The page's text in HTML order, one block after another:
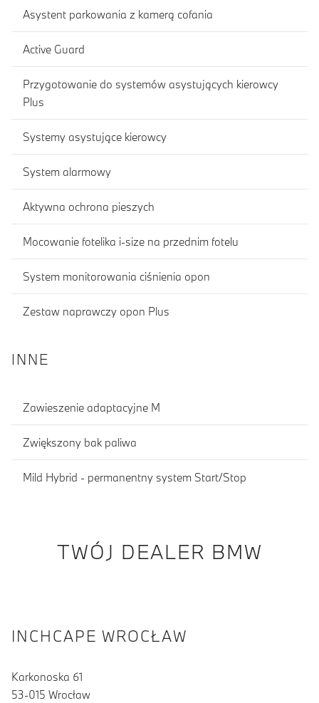
Asystent parkowania z kamerą cofania
Active Guard
Przygotowanie do systemów asystujących kierowcy
Plus
Systemy asystujące kierowcy
System alarmowy
Aktywna ochrona pieszych
Mocowanie fotelika i-size na przednim fotelu
System monitorowania ciśnienia opon
Zestaw naprawczy opon Plus
INNE
Zawieszenie adaptacyjne M
Zwiększony bak paliwa
Mild Hybrid - permanentny system Start/Stop
TWÓJ DEALER BMW
INCHCAPE WROCŁAW
Karkonoska 61
53-015 Wrocław